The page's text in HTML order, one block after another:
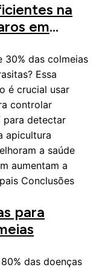
na
em
30% das colmeias
Essa
é crucial usar
controlar
para detectar
apicultura
a saúde
aumentam a
Conclusões
para
das doenças